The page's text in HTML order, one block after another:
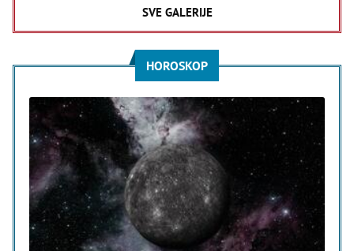
SVE GALERIJE
HOROSKOP